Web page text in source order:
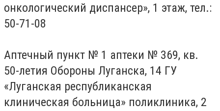
онкологический диспансер», 1 этаж, тел.:
50-71-08
Аптечный пункт № 1 аптеки № 369, кв.
50-летия Обороны Луганска, 14 ГУ
«Луганская республиканская
клиническая больница» поликлиника, 2